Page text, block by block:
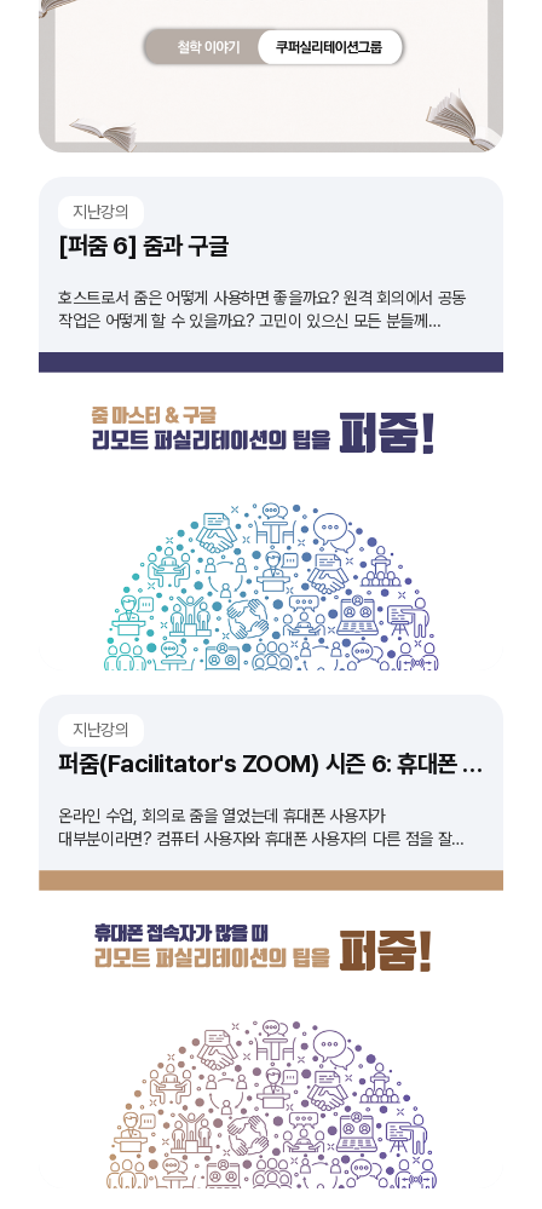
지난강의
[퍼줌 6] 줌과 구글
호스트로서 줌은 어떻게 사용하면 좋을까요? 원격 회의에서 공동
작업은 어떻게 할 수 있을까요? 고민이 있으신 모든 분들께
지난강의
퍼줌(Facilitator's ZOOM) 시즌 6: 휴대폰 접속자가 많을때
온라인 수업, 회의로 줌을 열었는데 휴대폰 사용자가
대부분이라면? 컴퓨터 사용자와 휴대폰 사용자의 다른 점을 잘
대한 모든 것을 알려드립니다.